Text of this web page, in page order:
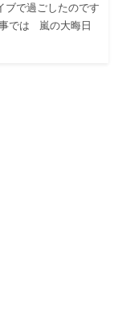
ブで過ごしたのです
では 嵐の大晦日